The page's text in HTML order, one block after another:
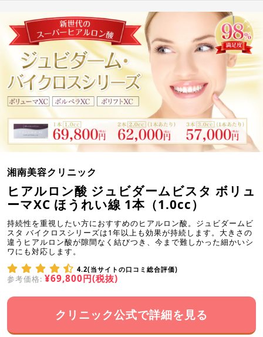
湘南美容クリニック
ヒアルロン酸 ジュビダームビスタ ボリュ
ーマXC ほうれい線 1本（1.0cc）
持続性を重視したい方におすすめのヒアルロン酸。ジュビダームビ
スタ バイクロスシリーズは1年以上も効果が持続します。大きさの
違うヒアルロン酸が隙間なく結びつき、今まで難しかった細かいシ
ワにも対応します。
4.2(当サイトの口コミ総合評価)
参考価格: ¥69,800円(税抜)
クリニック公式で詳細を見る